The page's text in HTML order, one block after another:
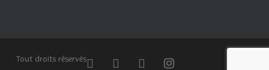
Tout droits réservés